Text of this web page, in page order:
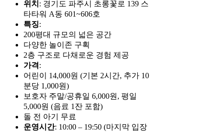
위치 : 경기도 파주시 초롱꽃로 139 스
타타워 A동 601~606호
특징:
200평대 규모의 넓은 공간
다양한 놀이존 구획
2층 구조로 다채로운 경험 제공
가격:
어린이 14,000원 (기본 2시간, 추가 10
분당 1,000원)
보호자 주말/공휴일 6,000원, 평일
5,000원 (음료 1잔 포함)
돌 전 아기 무료
운영시간: 10:00 – 19:50 (마지막 입장